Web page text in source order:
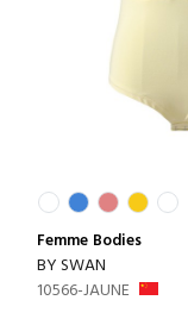
Femme Bodies
BY SWAN
10566-JAUNE